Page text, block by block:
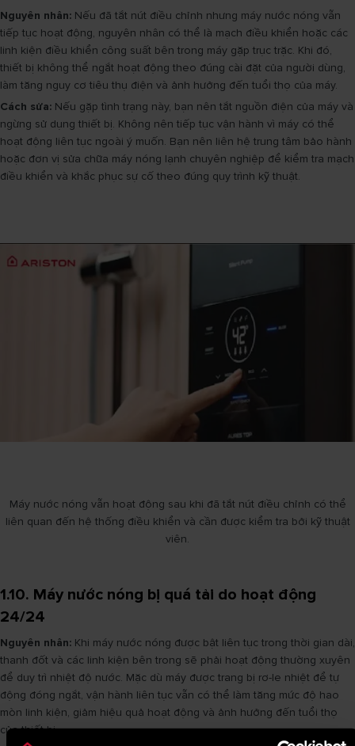
Nguyên nhân: Nếu đã tắt nút điều chỉnh nhưng máy nước nóng vẫn
tiếp tục hoạt động, nguyên nhân có thể là mạch điều khiển hoặc các
linh kiện điều khiển công suất bên trong máy gặp trục trặc. Khi đó,
thiết bị không thể ngắt hoạt động theo đúng cài đặt của người dùng,
làm tăng nguy cơ tiêu thụ điện và ảnh hưởng đến tuổi thọ của máy.
Cách sửa: Nếu gặp tình trạng này, bạn nên tắt nguồn điện của máy và
ngừng sử dụng thiết bị. Không nên tiếp tục vận hành vì máy có thể
hoạt động liên tục ngoài ý muốn. Bạn nên liên hệ trung tâm bảo hành
hoặc đơn vị sửa chữa máy nóng lạnh chuyên nghiệp để kiểm tra mạch
điều khiển và khắc phục sự cố theo đúng quy trình kỹ thuật.
Máy nước nóng vẫn hoạt động sau khi đã tắt nút điều chỉnh có thể
liên quan đến hệ thống điều khiển và cần được kiểm tra bởi kỹ thuật
viên.
1.10. Máy nước nóng bị quá tải do hoạt động
24/24
Nguyên nhân: Khi máy nước nóng được bật liên tục trong thời gian dài,
thanh đốt và các linh kiện bên trong sẽ phải hoạt động thường xuyên
để duy trì nhiệt độ nước. Mặc dù máy được trang bị rơ-le nhiệt để tự
động đóng ngắt, vận hành liên tục vẫn có thể làm tăng mức độ hao
mòn linh kiện, giảm hiệu quả hoạt động và ảnh hưởng đến tuổi thọ
của thiết bị.